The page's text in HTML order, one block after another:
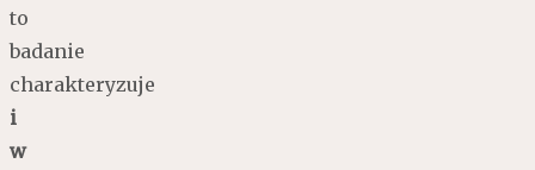
to
badanie
charakteryzuje
i
w